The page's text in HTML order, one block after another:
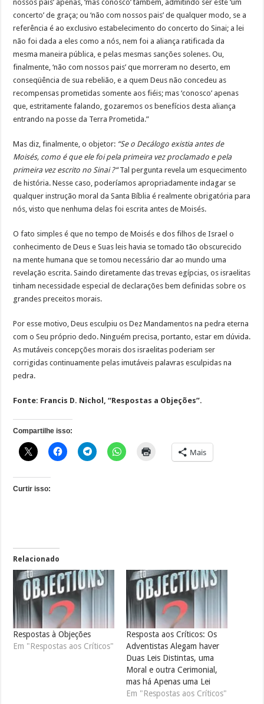
nossos pais’ apenas, ‘mas conosco’ também, admitindo ser este ‘um
concerto’ de graça; ou ‘não com nossos pais’ de qualquer modo, se a
referência é ao exclusivo estabelecimento do concerto do Sinai; a lei
não foi dada a eles como a nós, nem foi a aliança ratificada da
mesma maneira pública, e pelas mesmas sanções solenes. Ou,
finalmente, ‘não com nossos pais’ que morreram no deserto, em
conseqüência de sua rebelião, e a quem Deus não concedeu as
recompensas prometidas somente aos fiéis; mas ‘conosco’ apenas
que, estritamente falando, gozaremos os benefícios desta aliança
entrando na posse da Terra Prometida.”
Mas diz, finalmente, o objetor: “Se o Decálogo existia antes de
Moisés, como é que ele foi pela primeira vez proclamado e pela
primeira vez escrito no Sinai ?“Tal pergunta revela um esquecimento
de história. Nesse caso, poderíamos apropriadamente indagar se
qualquer instrução moral da Santa Bíblia é realmente obrigatória para
nós, visto que nenhuma delas foi escrita antes de Moisés.
O fato simples é que no tempo de Moisés e dos filhos de Israel o
conhecimento de Deus e Suas leis havia se tomado tão obscurecido
na mente humana que se tomou necessário dar ao mundo uma
revelação escrita. Saindo diretamente das trevas egípcias, os israelitas
tinham necessidade especial de declarações bem definidas sobre os
grandes preceitos morais.
Por esse motivo, Deus esculpiu os Dez Mandamentos na pedra eterna
com o Seu próprio dedo. Ninguém precisa, portanto, estar em dúvida.
As mutáveis concepções morais dos israelitas poderiam ser
corrigidas continuamente pelas imutáveis palavras esculpidas na
pedra.
Fonte: Francis D. Nichol, “Respostas a Objeções”.
Compartilhe isso:
Mais
Curtir isso:
Relacionado
Respostas à Objeções
Em "Respostas aos Críticos"
Resposta aos Críticos: Os
Adventistas Alegam haver
Duas Leis Distintas, uma
Moral e outra Cerimonial,
mas há Apenas uma Lei
Em "Respostas aos Críticos"